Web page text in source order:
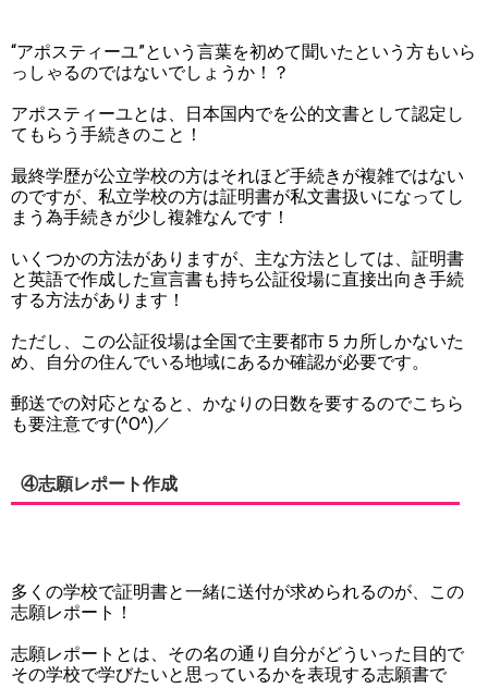
“アポスティーユ”という言葉を初めて聞いたという方もいら
っしゃるのではないでしょうか！？
アポスティーユとは、日本国内でを公的文書として認定し
てもらう手続きのこと！
最終学歴が公立学校の方はそれほど手続きが複雑ではない
のですが、私立学校の方は証明書が私文書扱いになってし
まう為手続きが少し複雑なんです！
いくつかの方法がありますが、主な方法としては、証明書
と英語で作成した宣言書も持ち公証役場に直接出向き手続
する方法があります！
ただし、この公証役場は全国で主要都市５カ所しかないた
め、自分の住んでいる地域にあるか確認が必要です。
郵送での対応となると、かなりの日数を要するのでこちら
も要注意です(^O^)／
④志願レポート作成
多くの学校で証明書と一緒に送付が求められるのが、この
志願レポート！
志願レポートとは、その名の通り自分がどういった目的で
その学校で学びたいと思っているかを表現する志願書で